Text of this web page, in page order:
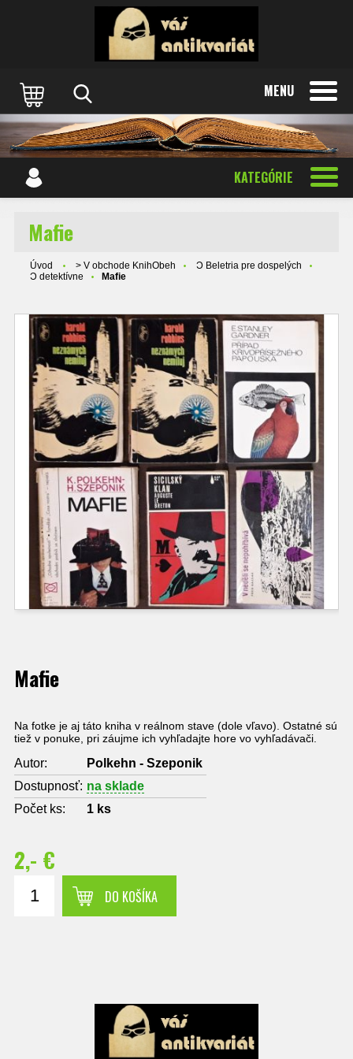
MENU
KATEGÓRIE
Mafie
Úvod > V obchode KnihObeh
Ɔ Beletria pre dospelých
Ɔ detektívne
Mafie
Mafie
Na fotke je aj táto kniha v reálnom stave (dole vľavo). Ostatné sú
tiež v ponuke, pri záujme ich vyhľadajte hore vo vyhľadávači.
Autor:
Polkehn - Szeponik
Dostupnosť: na sklade
Počet ks:
1 ks
2,- €
DO KOŠÍKA